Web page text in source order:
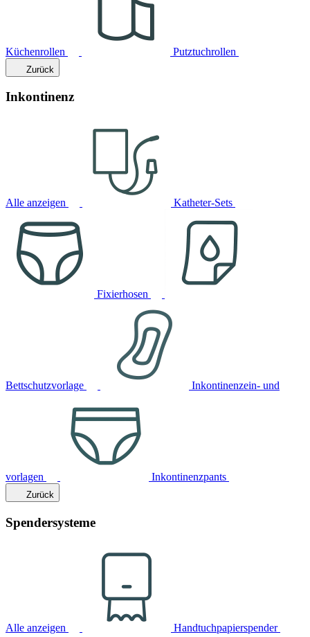
Küchenrollen Putztuchrollen
Zurück
Inkontinenz
Alle anzeigen Katheter-Sets
Fixierhosen
Bettschutzvorlage Inkontinenzein- und
vorlagen Inkontinenzpants
Zurück
Spendersysteme
Alle anzeigen Handtuchpapierspender